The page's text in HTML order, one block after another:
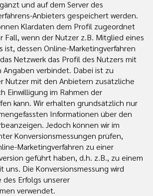
und auf dem Server des
Anbieters gespeichert werden.
Klardaten dem Profil zugeordnet
Fall, wenn der Nutzer z.B. Mitglied eines
ist, dessen Online-Marketingverfahren
Netzwerk das Profil des Nutzers mit
verbindet. Dabei ist zu
Nutzer mit den Anbietern zusätzliche
Einwilligung im Rahmen der
kann. Wir erhalten grundsätzlich nur
Informationen über den
Jedoch können wir im
Konversionsmessungen prüfen,
Marketingverfahren zu einer
geführt haben, d.h. z.B., zu einem
uns. Die Konversionsmessung wird
des Erfolgs unserer
verwendet.